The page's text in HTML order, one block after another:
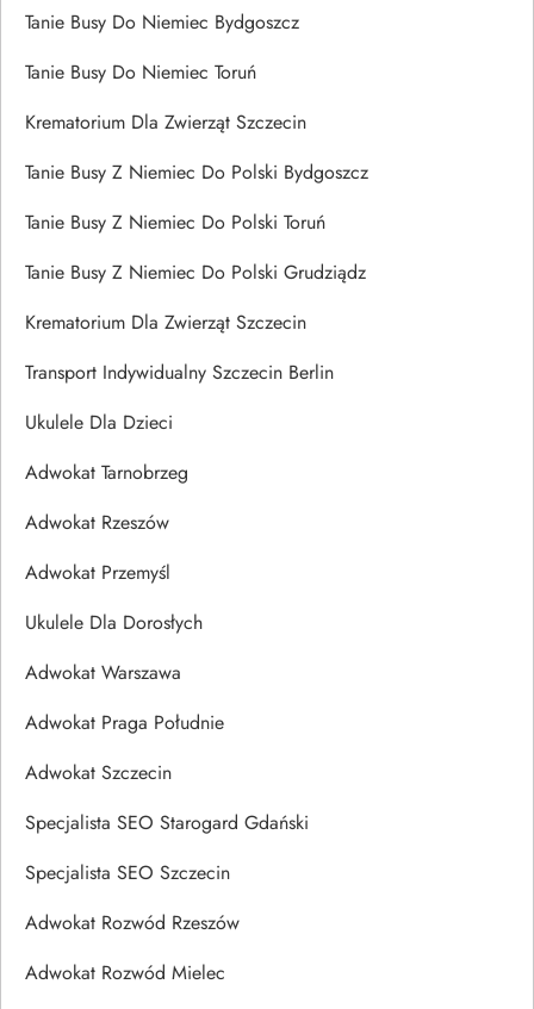
Tanie Busy Do Niemiec Bydgoszcz
Tanie Busy Do Niemiec Toruń
Krematorium Dla Zwierząt Szczecin
Tanie Busy Z Niemiec Do Polski Bydgoszcz
Tanie Busy Z Niemiec Do Polski Toruń
Tanie Busy Z Niemiec Do Polski Grudziądz
Krematorium Dla Zwierząt Szczecin
Transport Indywidualny Szczecin Berlin
Ukulele Dla Dzieci
Adwokat Tarnobrzeg
Adwokat Rzeszów
Adwokat Przemyśl
Ukulele Dla Dorosłych
Adwokat Warszawa
Adwokat Praga Południe
Adwokat Szczecin
Specjalista SEO Starogard Gdański
Specjalista SEO Szczecin
Adwokat Rozwód Rzeszów
Adwokat Rozwód Mielec